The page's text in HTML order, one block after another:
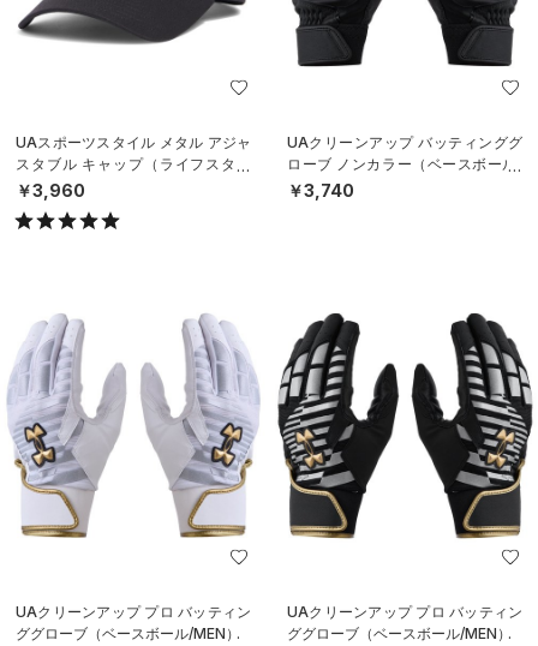
UAスポーツスタイル メタル アジャ
スタブル キャップ（ライフスタイ
ル/MEN）
￥3,960
UAクリーンアップ バッティンググ
ローブ ノンカラー（ベースボール/
MEN）
￥3,740
UAクリーンアップ プロ バッティン
ググローブ（ベースボール/MEN）
UAクリーンアップ プロ バッティン
ググローブ（ベースボール/MEN）